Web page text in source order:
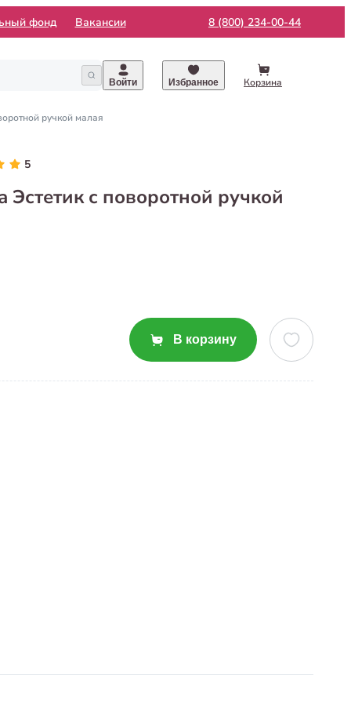
фонд Вакансии 8 (800) 234-00-44
Войти Избранное Корзина
ручкой малая
5
Эстетик с поворотной ручкой
В корзину